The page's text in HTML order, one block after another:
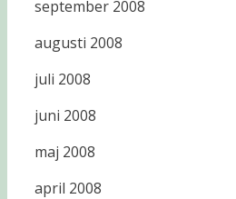
september 2008
augusti 2008
juli 2008
juni 2008
maj 2008
april 2008